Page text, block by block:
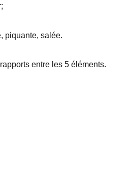
piquante, salée.
entre les 5 éléments.